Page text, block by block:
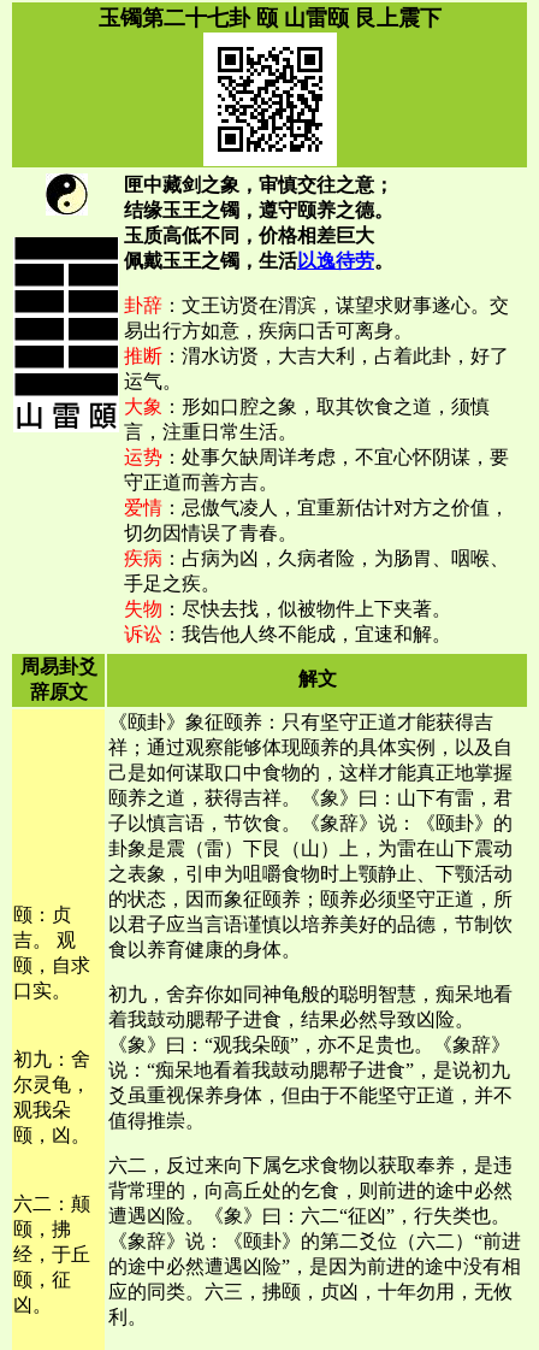
玉镯第二十七卦 颐 山雷颐 艮上震下
匣中藏剑之象，审慎交往之意；
结缘玉王之镯，遵守颐养之德。
玉质高低不同，价格相差巨大
佩戴玉王之镯，生活以逸待劳。
卦辞 ：文王访贤在渭滨，谋望求财事遂心。交
易出行方如意，疾病口舌可离身。
推断 ：渭水访贤，大吉大利，占着此卦，好了
运气。
大象 ：形如口腔之象，取其饮食之道，须慎
言，注重日常生活。
运势 ：处事欠缺周详考虑，不宜心怀阴谋，要
守正道而善方吉。
爱情 ：忌傲气凌人，宜重新估计对方之价值，
切勿因情误了青春。
疾病 ：占病为凶，久病者险，为肠胃、咽喉、
手足之疾。
失物 ：尽快去找，似被物件上下夹著。
诉讼 ：我告他人终不能成，宜速和解。
周易卦爻
辞原文
解文
颐：贞
吉。 观
颐，自求
口实。
初九：舍
尔灵龟，
观我朵
颐，凶。
六二：颠
颐，拂
经，于丘
颐，征
凶。
《颐卦》象征颐养：只有坚守正道才能获得吉
祥；通过观察能够体现颐养的具体实例，以及自
己是如何谋取口中食物的，这样才能真正地掌握
颐养之道，获得吉祥。《象》曰：山下有雷，君
子以慎言语，节饮食。《象辞》说：《颐卦》的
卦象是震（雷）下艮（山）上，为雷在山下震动
之表象，引申为咀嚼食物时上颚静止、下颚活动
的状态，因而象征颐养；颐养必须坚守正道，所
以君子应当言语谨慎以培养美好的品德，节制饮
食以养育健康的身体。
初九，舍弃你如同神龟般的聪明智慧，痴呆地看
着我鼓动腮帮子进食，结果必然导致凶险。
《象》曰：“观我朵颐”，亦不足贵也。《象辞》
说：“痴呆地看着我鼓动腮帮子进食”，是说初九
爻虽重视保养身体，但由于不能坚守正道，并不
值得推崇。
六二，反过来向下属乞求食物以获取奉养，是违
背常理的，向高丘处的乞食，则前进的途中必然
遭遇凶险。《象》曰：六二“征凶”，行失类也。
《象辞》说：《颐卦》的第二爻位（六二）“前进
的途中必然遭遇凶险”，是因为前进的途中没有相
应的同类。六三，拂颐，贞凶，十年勿用，无攸
利。